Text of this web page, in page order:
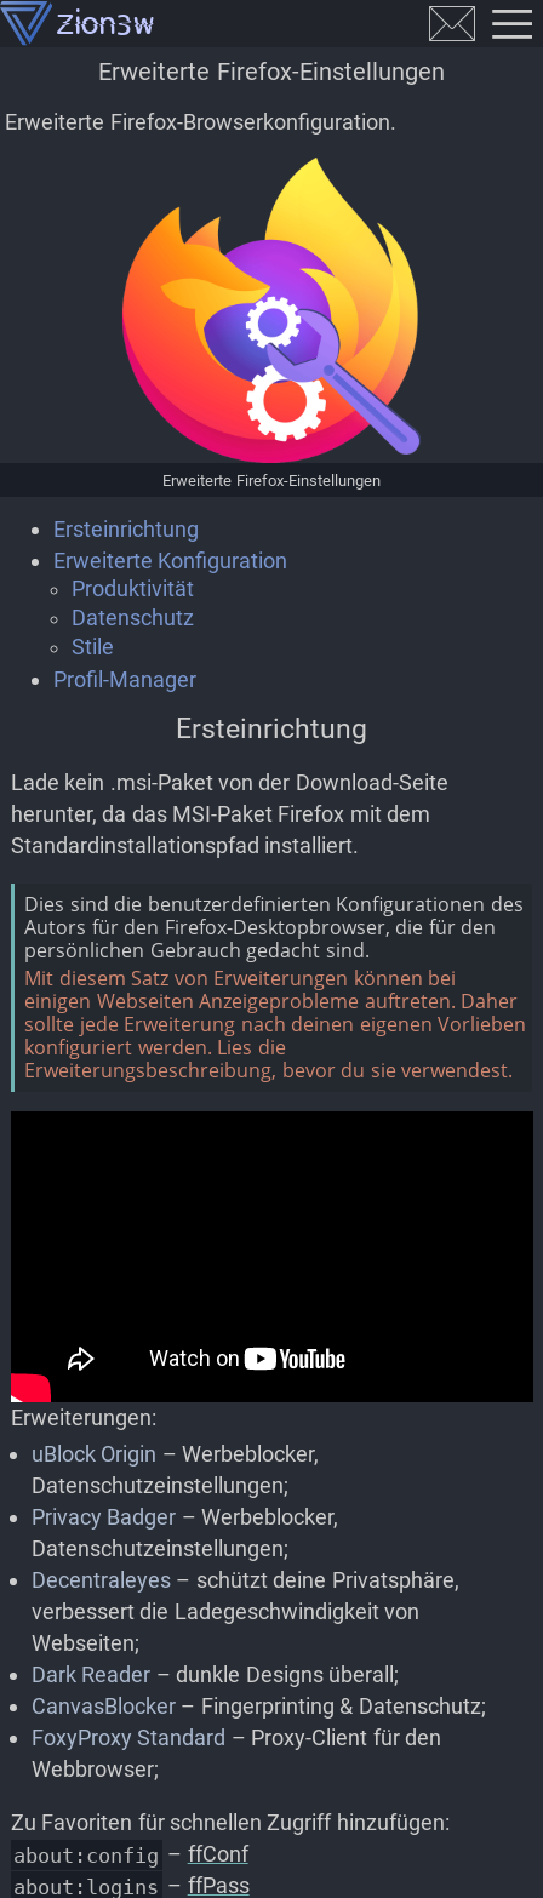
Erweiterte Firefox-Einstellungen
Erweiterte Firefox-Browserkonfiguration.
Erweiterte Firefox-Einstellungen
Ersteinrichtung
Erweiterte Konfiguration
Produktivität
Datenschutz
Stile
Profil-Manager
Ersteinrichtung
Lade kein .msi-Paket von der Download-Seite
herunter, da das MSI-Paket Firefox mit dem
Standardinstallationspfad installiert.
Dies sind die benutzerdefinierten Konfigurationen des
Autors für den Firefox-Desktopbrowser, die für den
persönlichen Gebrauch gedacht sind.
Mit diesem Satz von Erweiterungen können bei
einigen Webseiten Anzeigeprobleme auftreten. Daher
sollte jede Erweiterung nach deinen eigenen Vorlieben
konfiguriert werden. Lies die
Erweiterungsbeschreibung, bevor du sie verwendest.
Erweiterungen:
uBlock Origin – Werbeblocker,
Datenschutzeinstellungen;
Privacy Badger – Werbeblocker,
Datenschutzeinstellungen;
Decentraleyes– schützt deine Privatsphäre,
verbessert die Ladegeschwindigkeit von
Webseiten;
Dark Reader – dunkle Designs überall;
CanvasBlocker– Fingerprinting & Datenschutz;
FoxyProxy Standard – Proxy-Client für den
Webbrowser;
Zu Favoriten für schnellen Zugriff hinzufügen:
about:config – ffConf
about:logins – ffPass